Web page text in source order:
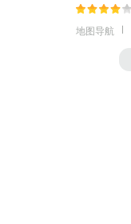
地图导航